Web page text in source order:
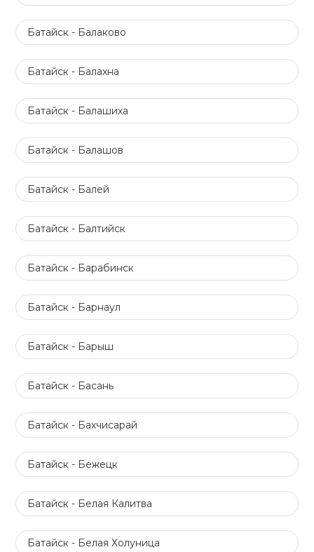
Батайск - Балаково
Батайск - Балахна
Батайск - Балашиха
Батайск - Балашов
Батайск - Балей
Батайск - Балтийск
Батайск - Барабинск
Батайск - Барнаул
Батайск - Барыш
Батайск - Басань
Батайск - Бахчисарай
Батайск - Бежецк
Батайск - Белая Калитва
Батайск - Белая Холуница